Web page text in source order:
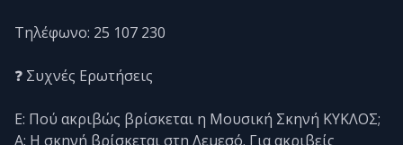
Τηλέφωνο: 25 107 230
❓ Συχνές Ερωτήσεις
Ε: Πού ακριβώς βρίσκεται η Μουσική Σκηνή ΚΥΚΛΟΣ;
Α: Η σκηνή βρίσκεται στη Λεμεσό. Για ακριβείς